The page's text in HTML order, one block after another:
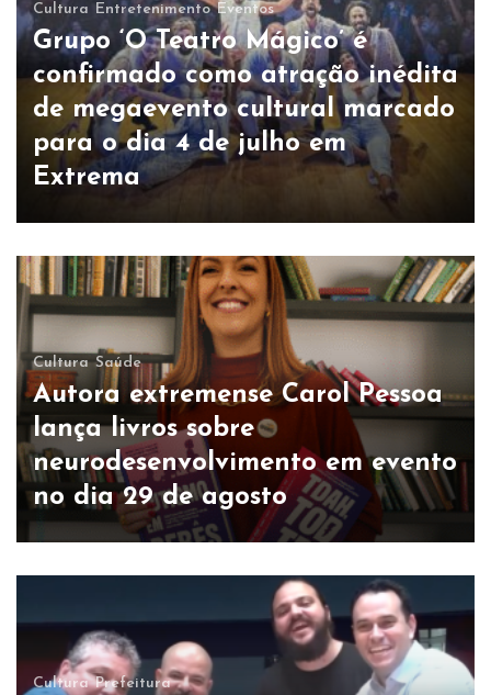
Cultura Entretenimento Eventos
Grupo ‘O Teatro Mágico’ é
confirmado como atração inédita
de megaevento cultural marcado
para o dia 4 de julho em
Extrema
Cultura Saúde
Autora extremense Carol Pessoa
lança livros sobre
neurodesenvolvimento em evento
no dia 29 de agosto
Cultura Prefeitura